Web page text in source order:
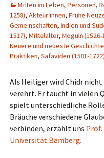
Mitten im Leben, Personen,
1258), Akteur:innen, Frühe
Gemeinschaften, Indien und
1517), Mittelalter, Moguln (1526-
Neuere und neueste Geschichte
Praktiken, Safaviden (1501-1722)
Als Heiliger wird Chidr
verehrt. Er taucht in vielen
spielt unterschiedliche
Bräuche verschiedene
verbinden, erzählt uns Prof.
Universität Bamberg.